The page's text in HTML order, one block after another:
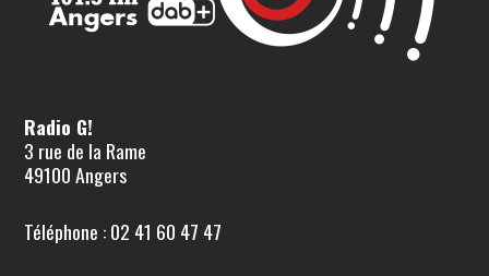
Radio G!
3 rue de la Rame
49100 Angers
Téléphone : 02 41 60 47 47